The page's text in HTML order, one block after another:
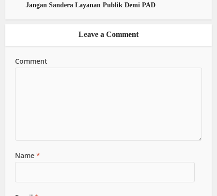
Jangan Sandera Layanan Publik Demi PAD
Leave a Comment
Comment
Name*